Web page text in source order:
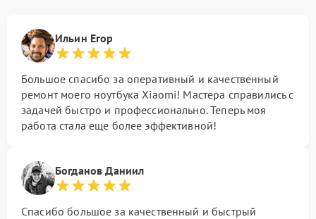
Ильин Егор
Большое спасибо за оперативный и качественный
ремонт моего ноутбука Xiaomi! Мастера справились с
задачей быстро и профессионально. Теперь моя
работа стала еще более эффективной!
Богданов Даниил
Спасибо большое за качественный и быстрый